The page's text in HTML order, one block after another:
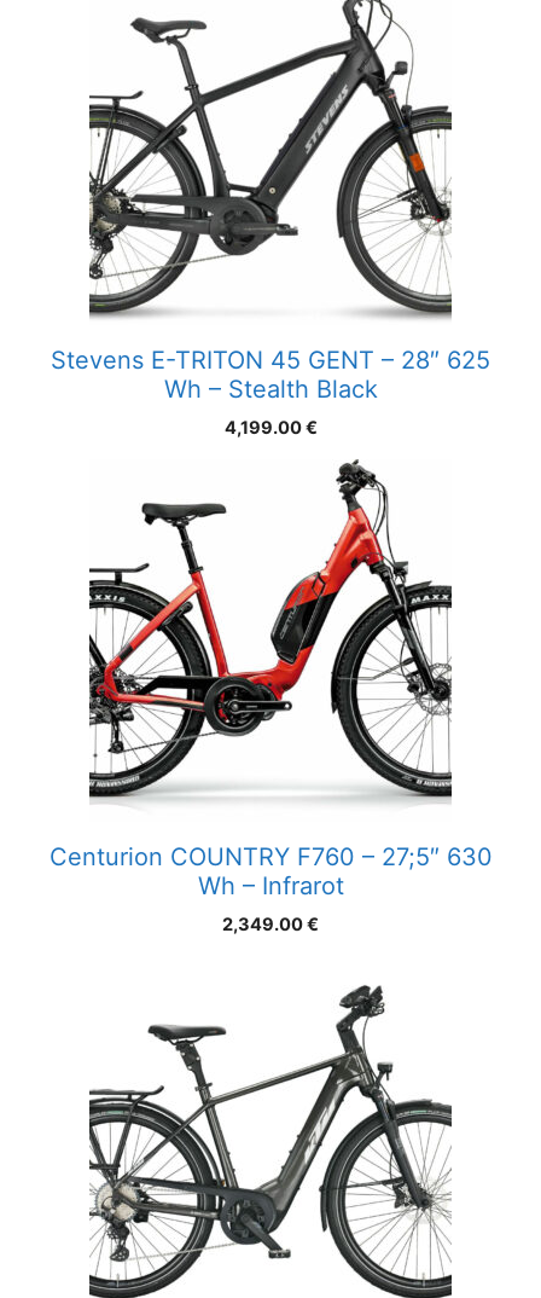
Stevens E-TRITON 45 GENT – 28″ 625
Wh – Stealth Black
4,199.00€
Centurion COUNTRY F760 – 27;5″ 630
Wh – Infrarot
2,349.00€